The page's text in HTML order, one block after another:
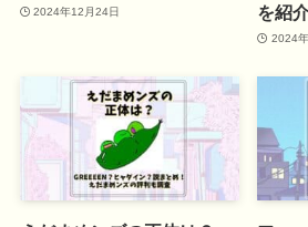
2024年12月24日
を紹
2024